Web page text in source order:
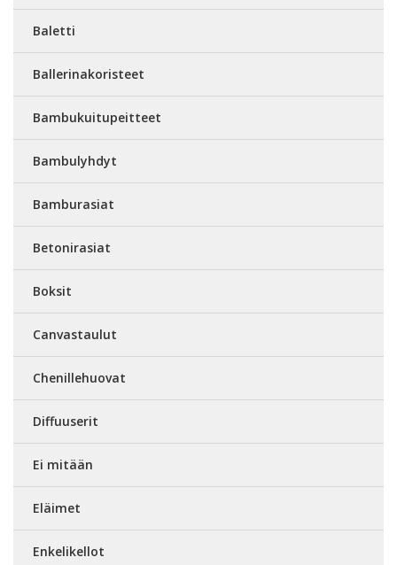
Baletti
Ballerinakoristeet
Bambukuitupeitteet
Bambulyhdyt
Bamburasiat
Betonirasiat
Boksit
Canvastaulut
Chenillehuovat
Diffuuserit
Ei mitään
Eläimet
Enkelikellot